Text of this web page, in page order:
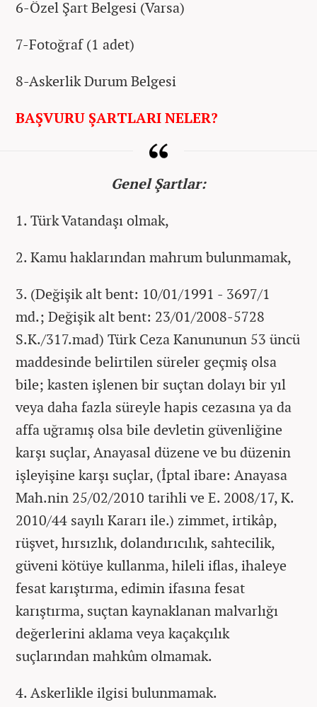
6-Özel Şart Belgesi (Varsa)
7-Fotoğraf (1 adet)
8-Askerlik Durum Belgesi
BAŞVURU ŞARTLARI NELER?
Genel Şartlar:
1. Türk Vatandaşı olmak,
2. Kamu haklarından mahrum bulunmamak,
3. (Değişik alt bent: 10/01/1991 - 3697/1
md.; Değişik alt bent: 23/01/2008-5728
S.K./317.mad) Türk Ceza Kanununun 53 üncü
maddesinde belirtilen süreler geçmiş olsa
bile; kasten işlenen bir suçtan dolayı bir yıl
veya daha fazla süreyle hapis cezasına ya da
affa uğramış olsa bile devletin güvenliğine
karşı suçlar, Anayasal düzene ve bu düzenin
işleyişine karşı suçlar, (İptal ibare: Anayasa
Mah.nin 25/02/2010 tarihli ve E. 2008/17, K.
2010/44 sayılı Kararı ile.) zimmet, irtikâp,
rüşvet, hırsızlık, dolandırıcılık, sahtecilik,
güveni kötüye kullanma, hileli iflas, ihaleye
fesat karıştırma, edimin ifasına fesat
karıştırma, suçtan kaynaklanan malvarlığı
değerlerini aklama veya kaçakçılık
suçlarından mahkûm olmamak.
4. Askerlikle ilgisi bulunmamak.